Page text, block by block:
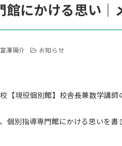
館にかける思い｜
富澤陽介
お知らせ
【現役個別館】校舎長兼数学講師
個別指導専門館にかける思いを書